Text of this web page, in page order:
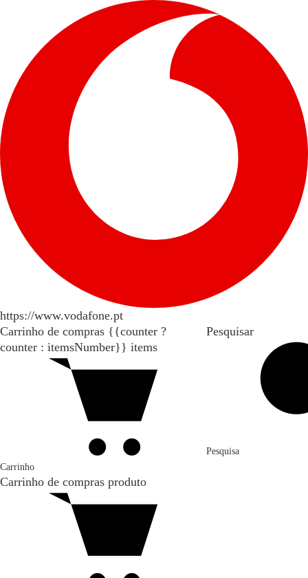
https://www.vodafone.pt
Carrinho de compras {{counter ?
counter : itemsNumber}} items
Carrinho
Carrinho de compras produto
Pesquisar
Pesquisa